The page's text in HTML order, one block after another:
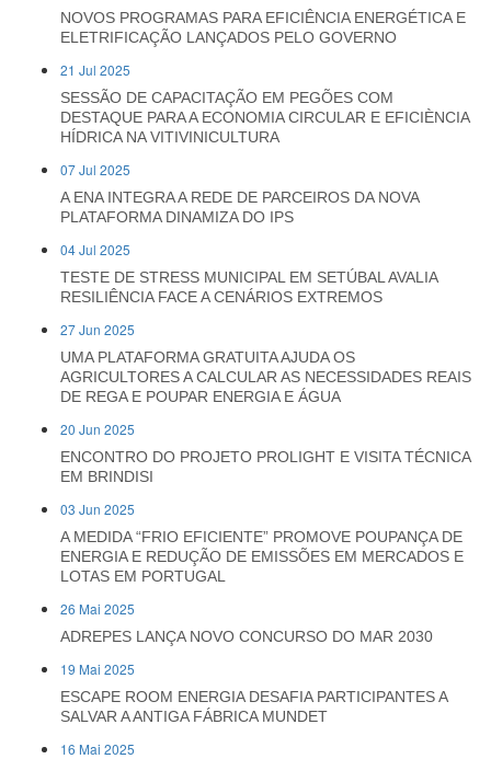
NOVOS PROGRAMAS PARA EFICIÊNCIA ENERGÉTICA E
ELETRIFICAÇÃO LANÇADOS PELO GOVERNO
21 Jul 2025
SESSÃO DE CAPACITAÇÃO EM PEGÕES COM
DESTAQUE PARA A ECONOMIA CIRCULAR E EFICIÈNCIA
HÍDRICA NA VITIVINICULTURA
07 Jul 2025
A ENA INTEGRA A REDE DE PARCEIROS DA NOVA
PLATAFORMA DINAMIZA DO IPS
04 Jul 2025
TESTE DE STRESS MUNICIPAL EM SETÚBAL AVALIA
RESILIÊNCIA FACE A CENÁRIOS EXTREMOS
27 Jun 2025
UMA PLATAFORMA GRATUITA AJUDA OS
AGRICULTORES A CALCULAR AS NECESSIDADES REAIS
DE REGA E POUPAR ENERGIA E ÁGUA
20 Jun 2025
ENCONTRO DO PROJETO PROLIGHT E VISITA TÉCNICA
EM BRINDISI
03 Jun 2025
A MEDIDA “FRIO EFICIENTE” PROMOVE POUPANÇA DE
ENERGIA E REDUÇÃO DE EMISSÕES EM MERCADOS E
LOTAS EM PORTUGAL
26 Mai 2025
ADREPES LANÇA NOVO CONCURSO DO MAR 2030
19 Mai 2025
ESCAPE ROOM ENERGIA DESAFIA PARTICIPANTES A
SALVAR A ANTIGA FÁBRICA MUNDET
16 Mai 2025